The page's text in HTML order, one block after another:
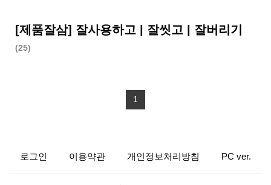
[제품잘삼] 잘사용하고 | 잘씻고 | 잘버리기
(25)
1
로그인 이용약관 개인정보처리방침 PC ver.